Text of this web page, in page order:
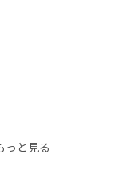
っと見る